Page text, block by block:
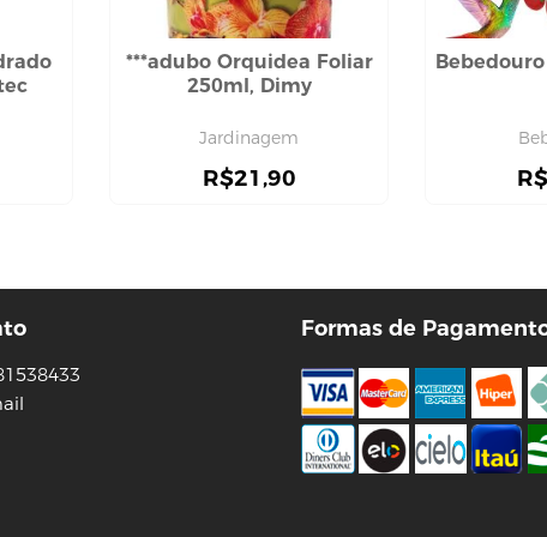
***adubo Orquidea Foliar
250ml, Dimy
Jardinagem
R$21,90 R$
Formas de